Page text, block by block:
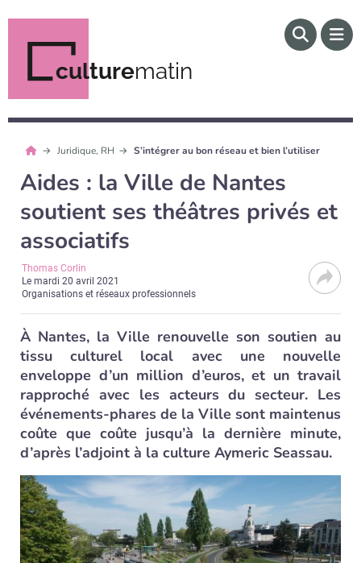
culturematin
Juridique, RH S’intégrer au bon réseau et bien l’utiliser
Aides : la Ville de Nantes
soutient ses théâtres privés et
associatifs
Thomas Corlin
Lemardi 20 avril 2021
Organisations et réseaux professionnels
À Nantes, la Ville renouvelle son soutien au
tissu culturel local avec une nouvelle
enveloppe d’un million d’euros, et un travail
rapproché avec les acteurs du secteur. Les
événements-phares de la Ville sont maintenus
coûte que coûte jusqu’à la dernière minute,
d’après l’adjoint à la culture Aymeric Seassau.